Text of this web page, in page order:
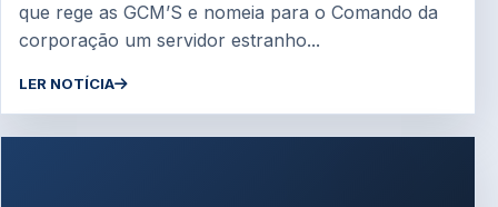
que rege as GCM’S e nomeia para o Comando da
corporação um servidor estranho...
LER NOTÍCIA